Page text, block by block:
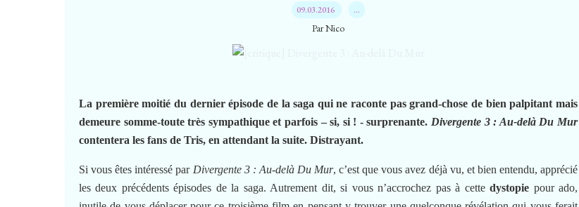
09.03.2016 …
Par Nico
La première moitié du dernier épisode de la saga qui ne raconte pas grand-chose de bien palpitant mais
demeure somme-toute très sympathique et parfois – si, si ! - surprenante. Divergente 3 : Au-delà Du Mur
contentera les fans de Tris, en attendant la suite. Distrayant.
Si vous êtes intéressé par Divergente 3 : Au-delà Du Mur, c’est que vous avez déjà vu, et bien entendu, apprécié
les deux précédents épisodes de la saga. Autrement dit, si vous n’accrochez pas à cettedystopie pour ado,